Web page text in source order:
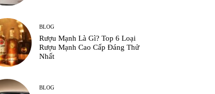
BLOG
Rượu Mạnh Là Gì? Top 6 Loại
Rượu Mạnh Cao Cấp Đáng Thử
Nhất
BLOG